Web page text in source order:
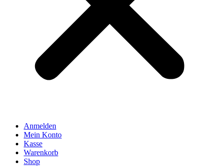
Anmelden
Mein Konto
Kasse
Warenkorb
Shop